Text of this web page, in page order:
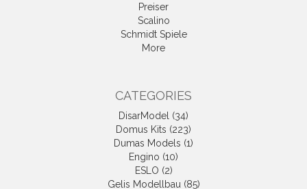
Preiser
Scalino
Schmidt Spiele
More
CATEGORIES
DisarModel (34)
Domus Kits (223)
Dumas Models (1)
Engino (10)
ESLO (2)
Gelis Modellbau (85)